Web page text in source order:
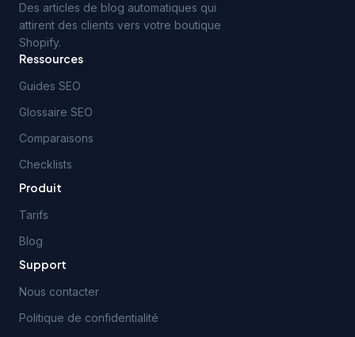
Des articles de blog automatiques qui
attirent des clients vers votre boutique
Shopify.
Ressources
Guides SEO
Glossaire SEO
Comparaisons
Checklists
Produit
Tarifs
Blog
Support
Nous contacter
Politique de confidentialité